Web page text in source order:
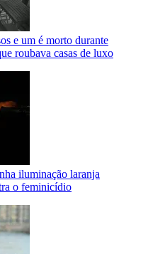
e um é morto durante
roubava casas de luxo
iluminação laranja
o feminicídio